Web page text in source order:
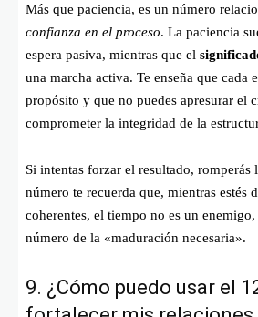
Más que paciencia, es un número
confianza en el proceso. La paciencia
espera pasiva, mientras que el
una marcha activa. Te enseña que cada
propósito y que no puedes apresurar el
comprometer la integridad de la
Si intentas forzar el resultado, romperás
número te recuerda que, mientras estés
coherentes, el tiempo no es un
número de la «maduración necesaria».
9. ¿Cómo puedo usar el